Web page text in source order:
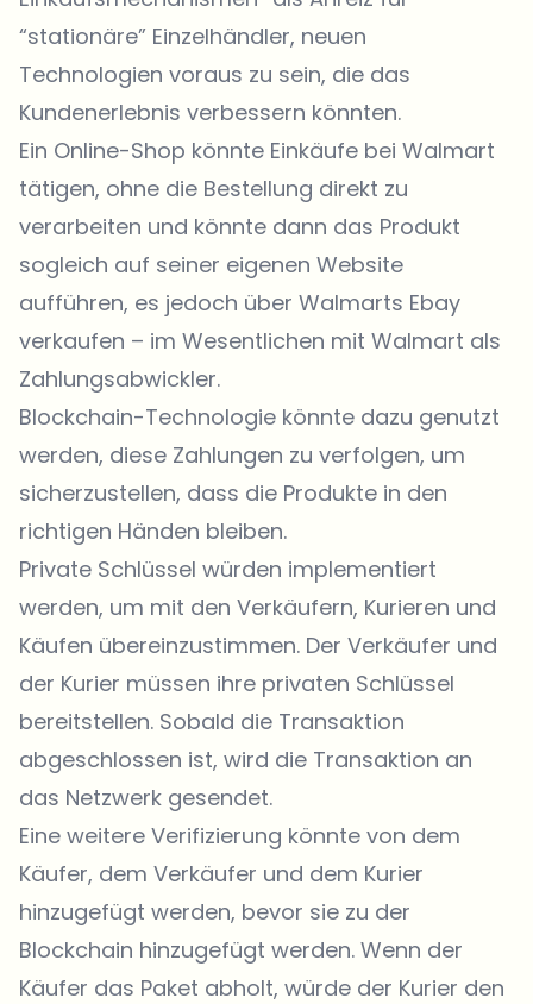
“stationäre” Einzelhändler, neuen
Technologien voraus zu sein, die das
Kundenerlebnis verbessern könnten.
Ein Online-Shop könnte Einkäufe bei Walmart
tätigen, ohne die Bestellung direkt zu
verarbeiten und könnte dann das Produkt
sogleich auf seiner eigenen Website
aufführen, es jedoch über Walmarts Ebay
verkaufen – im Wesentlichen mit Walmart als
Zahlungsabwickler.
Blockchain-Technologie könnte dazu genutzt
werden, diese Zahlungen zu verfolgen, um
sicherzustellen, dass die Produkte in den
richtigen Händen bleiben.
Private Schlüssel würden implementiert
werden, um mit den Verkäufern, Kurieren und
Käufen übereinzustimmen. Der Verkäufer und
der Kurier müssen ihre privaten Schlüssel
bereitstellen. Sobald die Transaktion
abgeschlossen ist, wird die Transaktion an
das Netzwerk gesendet.
Eine weitere Verifizierung könnte von dem
Käufer, dem Verkäufer und dem Kurier
hinzugefügt werden, bevor sie zu der
Blockchain hinzugefügt werden. Wenn der
Käufer das Paket abholt, würde der Kurier den